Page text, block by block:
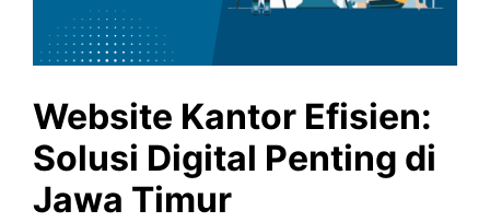
Website Kantor Efisien:
Solusi Digital Penting di
Jawa Timur